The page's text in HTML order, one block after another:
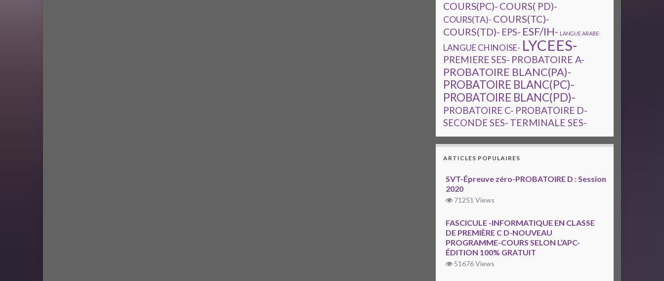
COURS(PC)- COURS( PD)-
COURS(TA)- COURS(TC)-
COURS(TD)- EPS- ESF/IH- LANGUE ARABE-
LANGUE CHINOISE- LYCEES-
PREMIERE SES- PROBATOIRE A-
PROBATOIRE BLANC(PA)-
PROBATOIRE BLANC(PC)-
PROBATOIRE BLANC(PD)-
PROBATOIRE C- PROBATOIRE D-
SECONDE SES- TERMINALE SES-
ARTICLES POPULAIRES
SVT-Épreuve zéro-PROBATOIRE D : Session
2020
71251 Views
FASCICULE -INFORMATIQUE EN CLASSE
DE PREMIÈRE C D-NOUVEAU
PROGRAMME-COURS SELON L’APC-
ÉDITION 100% GRATUIT
51676 Views